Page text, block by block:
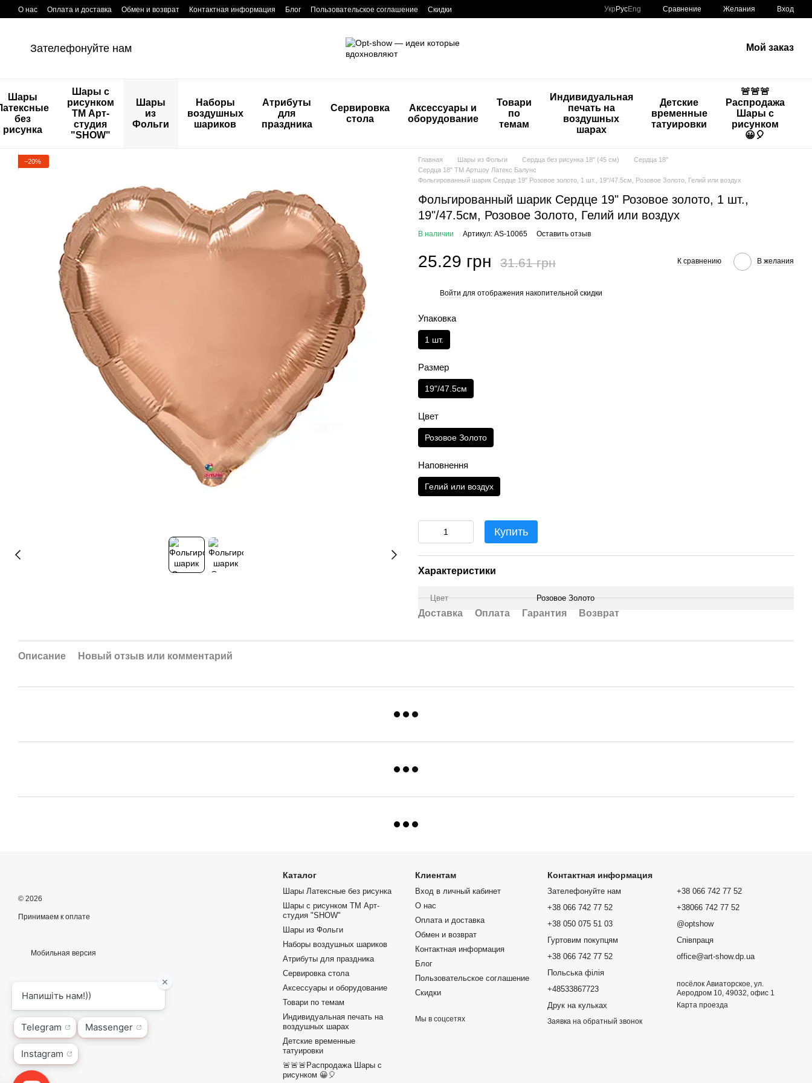
Перейти к основному контенту
О нас Оплата и доставка Обмен и возврат Контактная информация Блог Пользовательское соглашение Скидки Укр РусEng Сравнение Желания Вход
Зателефонуйте нам Мой заказ
Шары
без
рисунка
Шары с
рисунком
ТМ Арт-
студия
"SHOW"
Шары
из
Фольги
Наборы
воздушных
шариков
Атрибуты
для
праздника
Сервировка
стола
Аксессуары и
оборудование
Товари
по
темам
Индивидуальная
печать на
воздушных
шарах
Детские
временные
татуировки
🚨🚨🚨
Распродажа
Шары с
рисунком
😀🎈
−20% Главная Шары из Фольги Сердца без рисунка 18" (45 см)
Сердца 18"
Сердца 18" ТМ Артшоу Латекс Балунс
Фольгированный шарик Сердце 19" Розовое золото, 1 шт., 19"/47.5см, Розовое Золото, Гелий или воздух
Фольгированный шарик Сердце 19" Розовое золото, 1 шт.,
19"/47.5см, Розовое Золото, Гелий или воздух
В наличии Артикул: AS-10065 Оставить отзыв
25.29 грн 31.61 грн К сравнению В желания
Войти для отображения накопительной скидки
Упаковка
1 шт.
Размер
19"/47.5см
Цвет
Розовое Золото
Наповнення
Гелий или воздух
Купить
Характеристики
Цвет Розовое Золото
Доставка Оплата Гарантия Возврат
Описание Новый отзыв или комментарий
© 2026
Принимаем к оплате
Мобильная версия
Каталог
Шары Латексные без рисунка
Шары с рисунком ТМ Арт-
студия "SHOW"
Шары из Фольги
Наборы воздушных шариков
Атрибуты для праздника
Сервировка стола
Аксессуары и оборудование
Товари по темам
Индивидуальная печать на
воздушных шарах
Детские временные
татуировки
🚨🚨🚨Распродажа Шары с
рисунком 😀🎈
Клиентам
Вход в личный кабинет
О нас
Оплата и доставка
Обмен и возврат
Контактная информация
Блог
Пользовательское соглашение
Скидки
Мы в соцсетях
Контактная информация
Зателефонуйте нам
+38 066 742 77 52
+38 050 075 51 03
Гуртовим покупцям
+38 066 742 77 52
Польська філія
+48533867723
Друк на кульках
Заявка на обратный звонок
+38 066 742 77 52
+38066 742 77 52
@optshow
Співпраця
office@art-show.dp.ua
посёлок Авиаторское, ул.
Аеродром 10, 49032, офис 1
Карта проезда